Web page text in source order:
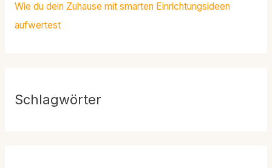
Wie du dein Zuhause mit smarten Einrichtungsideen
aufwertest
Schlagwörter